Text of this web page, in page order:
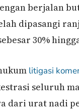
berjalan
dipasangi
30%
litigasi
seluruh
dari urat nadi